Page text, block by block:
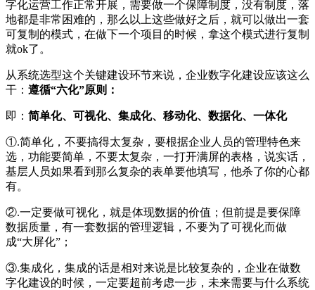
字化运营工作正常开展，需要做一个保障制度，没有制度，落
地都是非常困难的，那么以上这些做好之后，就可以做出一套
可复制的模式，在做下一个项目的时候，拿这个模式进行复制
就ok了。
从系统选型这个关键建设环节来说，企业数字化建设应该这么
干： 遵循“六化”原则：
即： 简单化、可视化、集成化、移动化、数据化、一体化
①.简单化，不要搞得太复杂，要根据企业人员的管理特色来
选，功能要简单，不要太复杂，一打开满屏的表格，说实话，
基层人员如果看到那么复杂的表单要他填写，他杀了你的心都
有。
②.一定要做可视化，就是体现数据的价值；但前提是要保障
数据质量，有一套数据的管理逻辑，不要为了可视化而做
成“大屏化”；
③.集成化，集成的话是相对来说是比较复杂的，企业在做数
字化建设的时候，一定要超前考虑一步，未来需要与什么系统